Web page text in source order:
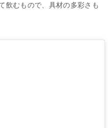
飲むもので、具材の多彩さも